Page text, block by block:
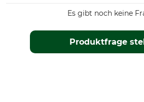
Produktfrage
Es gibt noch keine